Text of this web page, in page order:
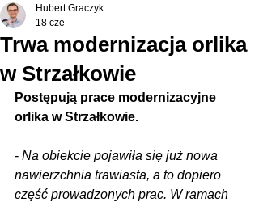
Trwa modernizacja orlika
w Strzałkowie
Hubert Graczyk
18 cze
Postępują prace modernizacyjne
orlika w Strzałkowie.
- Na obiekcie pojawiła się już nowa
nawierzchnia trawiasta, a to dopiero
część prowadzonych prac. W ramach